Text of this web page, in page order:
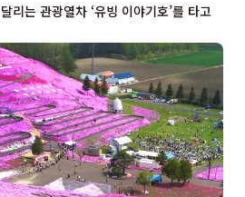
리는 관광열차 ‘유빙 이야기호’를 타고